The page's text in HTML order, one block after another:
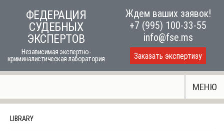
ФЕДЕРАЦИЯ
СУДЕБНЫХ
ЭКСПЕРТОВ
Независимая экспертно-
криминалистическая лаборатория
Ждем ваших заявок!
+7 (995) 100-33-55
info@fse.ms
Заказать экспертизу
МЕНЮ
LIBRARY